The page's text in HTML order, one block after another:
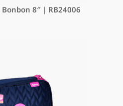
8″ | RB24006